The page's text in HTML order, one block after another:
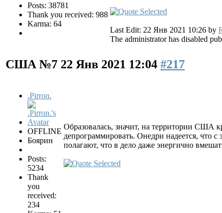
Posts: 38781
Thank you received: 988
Karma: 64
Last Edit: 22 Янв 2021 10:26 by
The administrator has disabled
США №7 22 Янв 2021 12:04 #217
.Pirron.
OFFLINE
Боярин
Posts:
5234
Thank
you
received:
234
Образовалась, значит, на территории США
депрограммировать. Онедри надеется, что
полагают, что в дело даже энергично